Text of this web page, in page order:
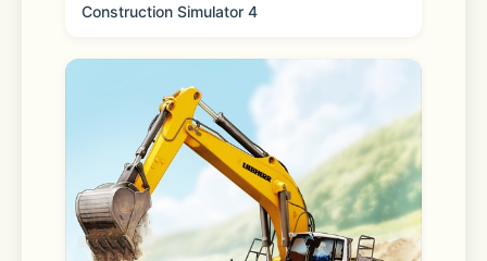
Construction Simulator 4